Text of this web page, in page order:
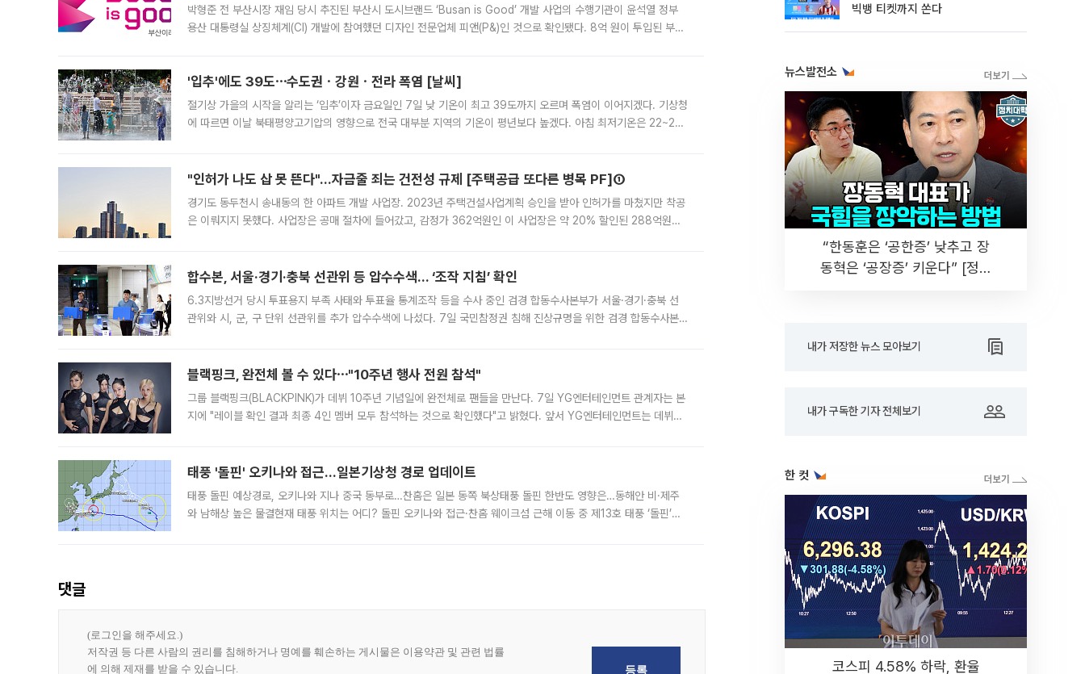
박형준 전 부산시장 재임 당시 추진된 부산시 도시브랜드 ‘Busan is Good’ 개발 사업의 수행기관이 윤석열 정부
용산 대통령실 상징체계(CI) 개발에 참여했던 디자인 전문업체 피앤(P&)인 것으로 확인됐다. 8억 원이 투입된 부산
'입추'에도 39도⋯수도권ㆍ강원ㆍ전라 폭염 [날씨]
절기상 가을의 시작을 알리는 ‘입추’이자 금요일인 7일 낮 기온이 최고 39도까지 오르며 폭염이 이어지겠다. 기상청
에 따르면 이날 북태평양고기압의 영향으로 전국 대부분 지역의 기온이 평년보다 높겠다. 아침 최저기온은 22~27
"인허가 나도 삽 못 뜬다"…자금줄 죄는 건전성 규제 [주택공급 또다른 병목 PF]①
경기도 동두천시 송내동의 한 아파트 개발 사업장. 2023년 주택건설사업계획 승인을 받아 인허가를 마쳤지만 착공
은 이뤄지지 못했다. 사업장은 공매 절차에 들어갔고, 감정가 362억원인 이 사업장은 약 20% 할인된 288억원에
합수본, 서울·경기·충북 선관위 등 압수수색… ‘조작 지침’ 확인
6.3지방선거 당시 투표용지 부족 사태와 투표율 통계조작 등을 수사 중인 검경 합동수사본부가 서울·경기·충북 선
관위와 시, 군, 구 단위 선관위를 추가 압수수색에 나섰다. 7일 국민참정권 침해 진상규명을 위한 검경 합동수사본
블랙핑크, 완전체 볼 수 있다⋯"10주년 행사 전원 참석"
그룹 블랙핑크(BLACKPINK)가 데뷔 10주년 기념일에 완전체로 팬들을 만난다. 7일 YG엔터테인먼트 관계자는 본
지에 "레이블 확인 결과 최종 4인 멤버 모두 참석하는 것으로 확인했다"고 밝혔다. 앞서 YG엔터테인먼트는 데뷔
태풍 '돌핀' 오키나와 접근…일본기상청 경로 업데이트
태풍 돌핀 예상경로, 오키나와 지나 중국 동부로…찬홈은 일본 동쪽 북상태풍 돌핀 한반도 영향은…동해안 비·제주
와 남해상 높은 물결현재 태풍 위치는 어디? 돌핀 오키나와 접근·찬홈 웨이크섬 근해 이동 중 제13호 태풍 ‘돌핀’이
댓글
빅뱅 티켓까지 쏜다
뉴스발전소
“한동훈은 ‘공한증’ 낮추고 장
동혁은 ‘공장증’ 키운다” [정치
내가 저장한 뉴스 모아보기
내가 구독한 기자 전체보기
한 컷
코스피 4.58% 하락, 환율